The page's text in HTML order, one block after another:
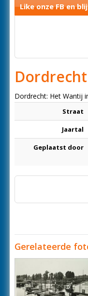
Like onze FB en
Dordrecht
Dordrecht: Het Wantij
Straat
Jaartal
Geplaatst door
Gerelateerde